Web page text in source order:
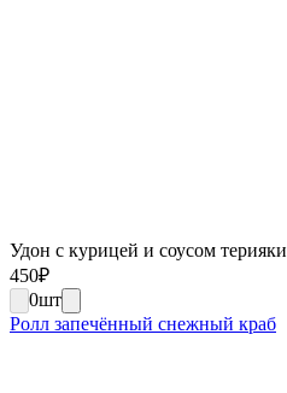
Удон с курицей и соусом терияки
450₽
0шт
Ролл запечённый снежный краб